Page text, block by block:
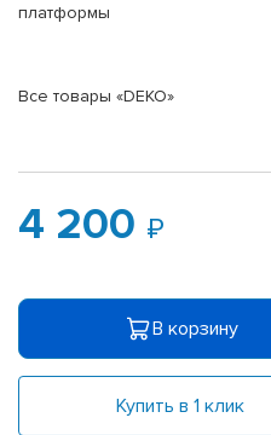
платформы
Все товары «DEKO»
4 200
В корзину
Купить в 1 клик